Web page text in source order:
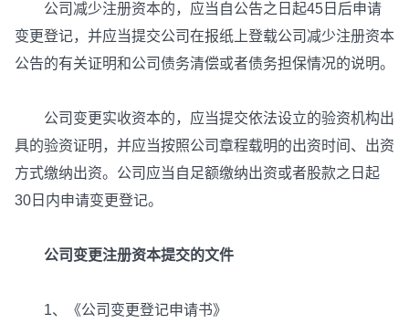
公司减少注册资本的，应当自公告之日起45日后申请
变更登记，并应当提交公司在报纸上登载公司减少注册资本
公告的有关证明和公司债务清偿或者债务担保情况的说明。
公司变更实收资本的，应当提交依法设立的验资机构出
具的验资证明，并应当按照公司章程载明的出资时间、出资
方式缴纳出资。公司应当自足额缴纳出资或者股款之日起
30日内申请变更登记。
公司变更注册资本提交的文件
1、《公司变更登记申请书》